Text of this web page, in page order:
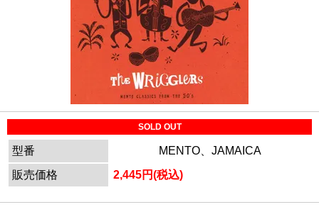
SOLD OUT
型番
MENTO、JAMAICA
販売価格
2,445円(税込)